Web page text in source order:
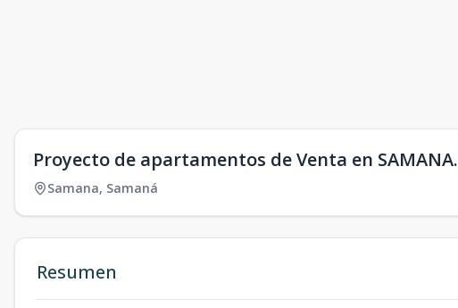
Proyecto de apartamentos de Venta en SAMANA.
Samana, Samaná
Resumen